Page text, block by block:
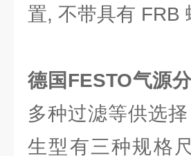
置, 不带具有 FRB
德国FESTO气源
多种过滤等供选
生型有三种规格